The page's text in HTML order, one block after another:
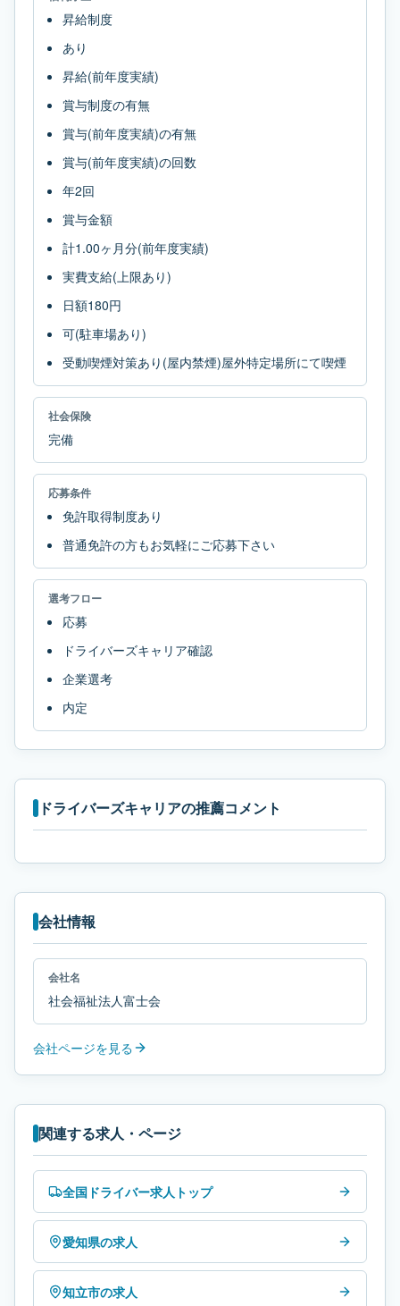
昇給制度
あり
昇給(前年度実績)
賞与制度の有無
賞与(前年度実績)の有無
賞与(前年度実績)の回数
年2回
賞与金額
計1.00ヶ月分(前年度実績)
実費支給(上限あり)
日額180円
可(駐車場あり)
受動喫煙対策あり(屋内禁煙)屋外特定場所にて喫煙
社会保険
完備
応募条件
免許取得制度あり
普通免許の方もお気軽にご応募下さい
選考フロー
応募
ドライバーズキャリア確認
企業選考
内定
ドライバーズキャリアの推薦コメント
会社情報
会社名
社会福祉法人富士会
会社ページを見る
関連する求人・ページ
全国ドライバー求人トップ
愛知県の求人
知立市の求人